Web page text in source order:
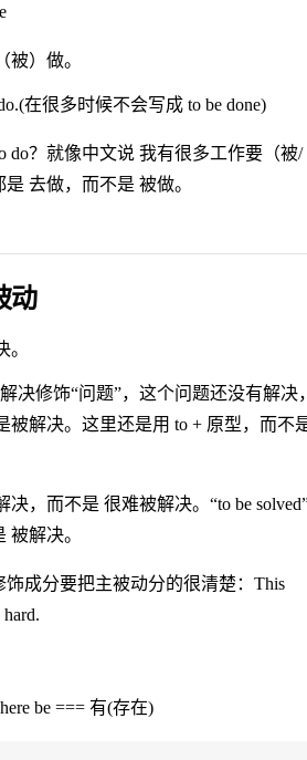
被）做。
在很多时候不会写成 to be done)
do？就像中文说 我有很多工作要（被/
去做，而不是 被做。
动
解决修饰“问题”，这个问题还没有解决
被解决。这里还是用 to + 原型，而不
，而不是 很难被解决。“to be
被解决。
成分要把主被动分的很清楚：This
be === 有(存在)